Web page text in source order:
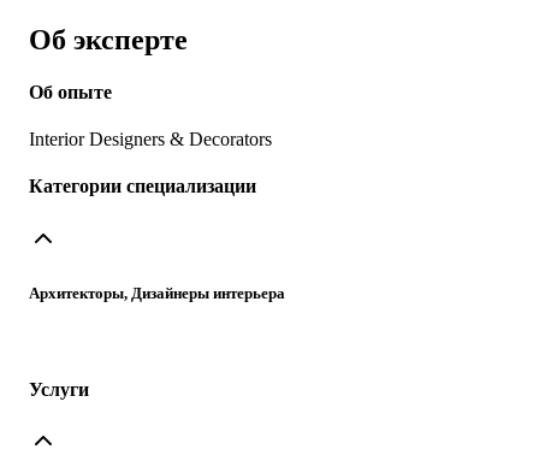
Об эксперте
Об опыте
Interior Designers & Decorators
Категории специализации
Архитекторы, Дизайнеры интерьера
Услуги